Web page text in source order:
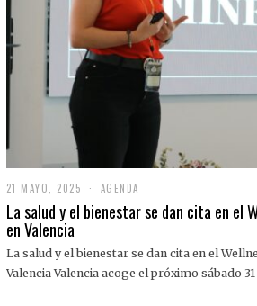
21 MAYO, 2025
1
M
O
,
AGENDA
La salud y el bienestar se dan cita en el
en Valencia
La salud y el bienestar se dan cita en el
Valencia Valencia acoge el próximo sábado 31